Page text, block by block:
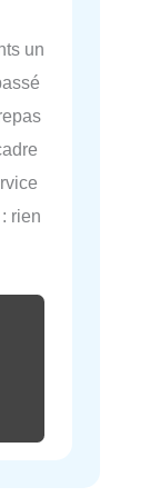
un
rien